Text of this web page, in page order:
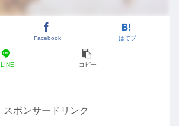
Facebook はてブ
LINE コピー
スポンサードリンク